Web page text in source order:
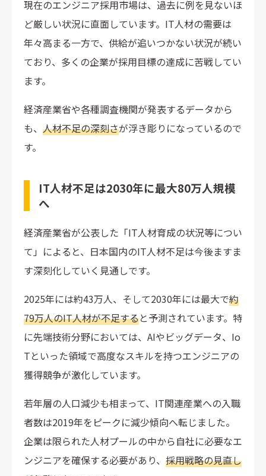
現在のエンジニア採用市場は、過去に例を見ないほ
ど厳しい状況に直面しています。IT人材の需要は
年々高まる一方で、供給が追いつかない状況が続い
ており、多くの企業が採用目標の達成に苦戦してい
ます。
経済産業省や各種調査機関が発表するデータから
も、 人材不足の深刻さが浮き彫りになっているので
す。
IT人材不足は2030年に最大80万人規模
へ
経済産業省が公表した「IT人材育成の状況等につい
て」によると、日本国内のIT人材不足は今後ますま
す深刻化していく見通しです。
2025年には約43万人、そして2030年には最大で約
79万人のIT人材が不足すると予測されています。特
に先端技術分野においては、AIやビッグデータ、Io
Tといった領域で高度なスキルを持つエンジニアの
獲得競争が激化しています。
若年層の人口減少も相まって、IT関連産業への入職
者数は2019年をピークに減少傾向へ転じました。
企業は限られた人材プールの中から自社に必要なエ
ンジニアを確保する必要があり、 採用戦略の見直し